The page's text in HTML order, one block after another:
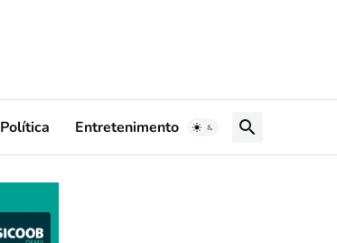
Política Entretenimento